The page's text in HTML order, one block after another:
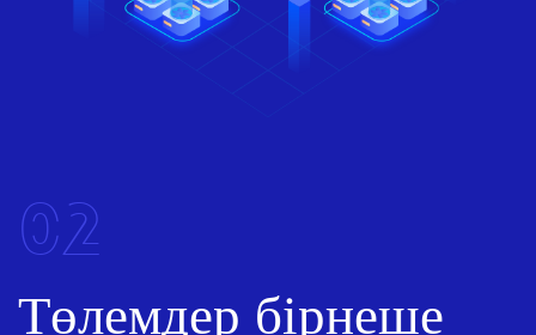
02
Төлемдер бірнеше